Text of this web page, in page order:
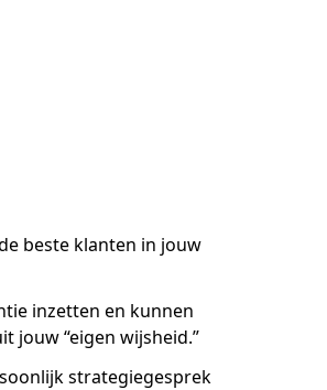
beste klanten in jouw
inzetten en kunnen
jouw “eigen wijsheid.”
strategiegesprek